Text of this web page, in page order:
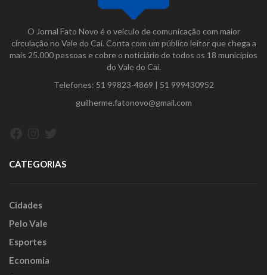
O Jornal Fato Novo é o veículo de comunicação com maior
circulação no Vale do Caí. Conta com um público leitor que chega a
mais 25.000 pessoas e cobre o noticiário de todos os 18 municípios
do Vale do Caí.
Telefones: 51 99823-4869 | 51 999430952
guilherme.fatonovo@gmail.com
CATEGORIAS
Cidades
Pelo Vale
Esportes
Economia